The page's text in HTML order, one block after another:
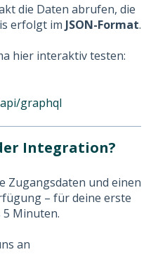
die Daten abrufen, die
erfolgt im JSON-Format.
hier interaktiv testen:
graphql
Integration?
Zugangsdaten und einen
– für deine erste
Minuten.
an